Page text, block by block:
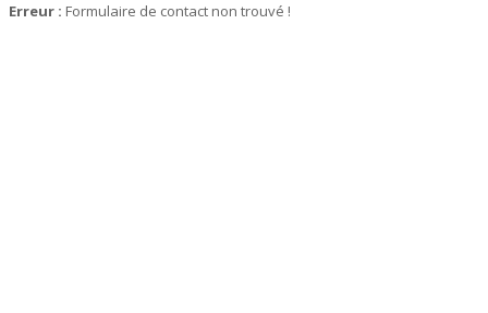
Erreur : Formulaire de contact non trouvé !